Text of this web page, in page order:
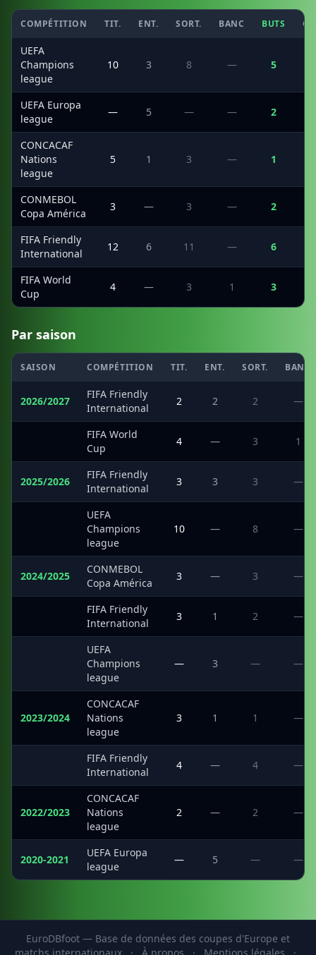
COMPÉTITION TIT. ENT. SORT. BANC BUTS
UEFA
Champions
league
10 3 8 — 5
UEFA Europa
league
— 5 — — 2
CONCACAF
Nations
league
5 1 3 — 1
CONMEBOL
Copa América
3 — 3 — 2
FIFA Friendly
International
12 6 11 — 6
FIFA World
Cup
4 — 3 1 3
Par saison
SAISON COMPÉTITION TIT. ENT. SORT. BANC
2026/2027
FIFA Friendly
International
2 2 2 —
FIFA World
Cup
4 — 3 1
2025/2026
FIFA Friendly
International
3 3 3 —
UEFA
Champions
league
10 — 8 —
2024/2025
CONMEBOL
Copa América
3 — 3 —
FIFA Friendly
International
3 1 2 —
UEFA
Champions
league
— 3 — —
2023/2024
CONCACAF
Nations
league
3 1 1 —
FIFA Friendly
International
4 — 4 —
2022/2023
CONCACAF
Nations
league
2 — 2 —
2020-2021
UEFA Europa
league
— 5 — —
EuroDBfoot — Base de données des coupes d'Europe et